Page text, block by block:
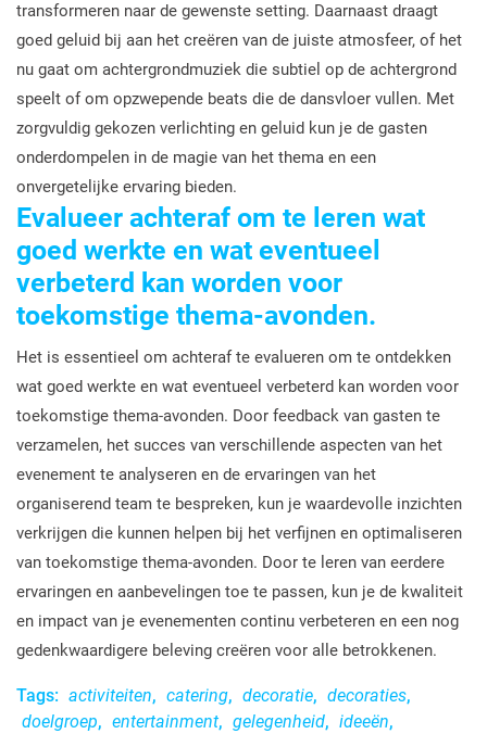
transformeren naar de gewenste setting. Daarnaast draagt
goed geluid bij aan het creëren van de juiste atmosfeer, of het
nu gaat om achtergrondmuziek die subtiel op de achtergrond
speelt of om opzwepende beats die de dansvloer vullen. Met
zorgvuldig gekozen verlichting en geluid kun je de gasten
onderdompelen in de magie van het thema en een
onvergetelijke ervaring bieden.
Evalueer achteraf om te leren wat
goed werkte en wat eventueel
verbeterd kan worden voor
toekomstige thema-avonden.
Het is essentieel om achteraf te evalueren om te ontdekken
wat goed werkte en wat eventueel verbeterd kan worden voor
toekomstige thema-avonden. Door feedback van gasten te
verzamelen, het succes van verschillende aspecten van het
evenement te analyseren en de ervaringen van het
organiserend team te bespreken, kun je waardevolle inzichten
verkrijgen die kunnen helpen bij het verfijnen en optimaliseren
van toekomstige thema-avonden. Door te leren van eerdere
ervaringen en aanbevelingen toe te passen, kun je de kwaliteit
en impact van je evenementen continu verbeteren en een nog
gedenkwaardigere beleving creëren voor alle betrokkenen.
Tags: activiteiten, catering, decoratie, decoraties,
doelgroep, entertainment, gelegenheid, ideeën,